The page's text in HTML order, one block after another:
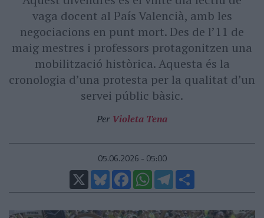
vaga docent al País Valencià, amb les
negociacions en punt mort. Des de l’11 de
maig mestres i professors protagonitzen una
mobilització històrica. Aquesta és la
cronologia d’una protesta per la qualitat d’un
servei públic bàsic.
Per Violeta Tena
05.06.2026 - 05:00
X
BlueskyFacebookWhatsAppTelegram